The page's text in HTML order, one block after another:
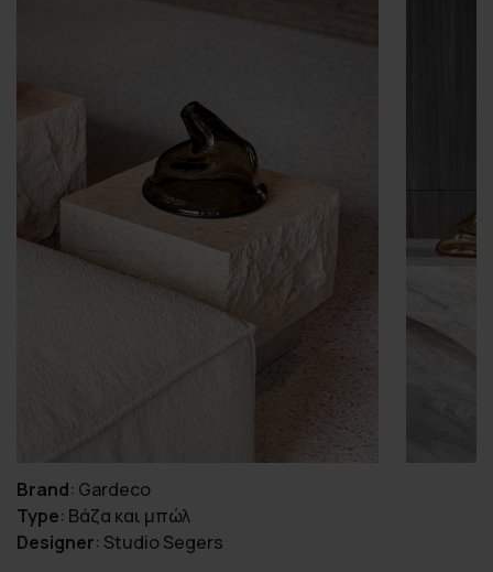
Brand: Gardeco
Type: Βάζα και μπώλ
Designer: Studio Segers